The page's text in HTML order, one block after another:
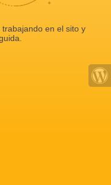
en el sito y